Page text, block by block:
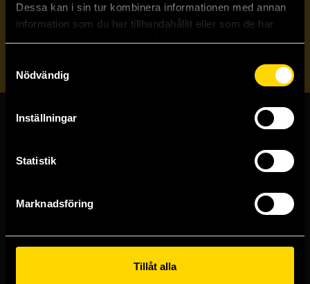
Dessa kan i sin tur kombinera informationen med annan
information som du har tillhandahållit eller som de har
samlat in när du har använt deras tjänster.
Nödvändig
Inställningar
Statistik
Marknadsföring
Tillåt alla
Veckobrevet
Stockholmsbutiken
Kungsgatan 19
411 19 Göteborg